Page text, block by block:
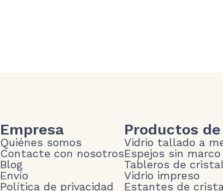
Empresa
Quiénes somos
Contacte con nosotros
Blog
Envío
Política de privacidad
Productos
Vidrio tallado a
Espejos sin marco
Tableros de
Vidrio impreso
Estantes de